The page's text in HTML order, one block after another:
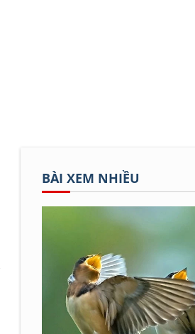
BÀI XEM NHIỀU